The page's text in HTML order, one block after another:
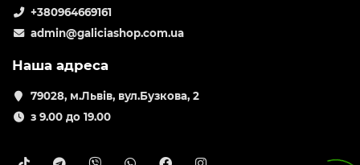
+380964669161
admin@galiciashop.com.ua
Наша адреса
79028, м.Львів, вул.Бузкова, 2
з 9.00 до 19.00